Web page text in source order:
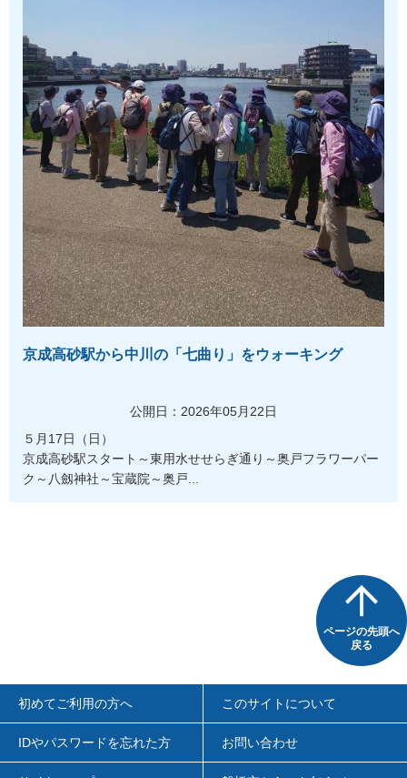
京成高砂駅から中川の「七曲り」をウォーキング
公開日：2026年05月22日
５月17日（日）
京成高砂駅スタート～東用水せせらぎ通り～奥戸フラワーパー
ク～八劔神社～宝蔵院～奥戸...
ページの先頭へ
戻る
初めてご利用の方へ このサイトについて
IDやパスワードを忘れた方 お問い合わせ